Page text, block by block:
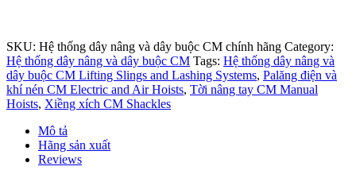
SKU: Hệ thống dây nâng và dây buộc CM chính hãng Category:
Hệ thống dây nâng và dây buộc CM Tags: Hệ thống dây nâng và
dây buộc CM Lifting Slings and Lashing Systems, Palăng điện và
khí nén CM Electric and Air Hoists, Tời nâng tay CM Manual
Hoists, Xiềng xích CM Shackles
Mô tả
Hãng sản xuất
Reviews